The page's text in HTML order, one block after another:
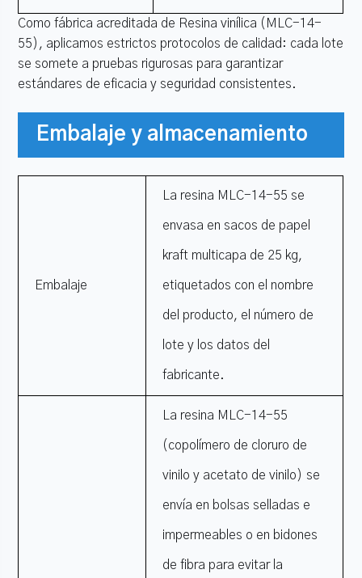
Como fábrica acreditada de Resina vinílica (MLC-14-
55), aplicamos estrictos protocolos de calidad: cada lote
se somete a pruebas rigurosas para garantizar
estándares de eficacia y seguridad consistentes.
Embalaje y almacenamiento
Embalaje
La resina MLC-14-55 se
envasa en sacos de papel
kraft multicapa de 25 kg,
etiquetados con el nombre
del producto, el número de
lote y los datos del
fabricante.
La resina MLC-14-55
(copolímero de cloruro de
vinilo y acetato de vinilo) se
envía en bolsas selladas e
impermeables o en bidones
de fibra para evitar la